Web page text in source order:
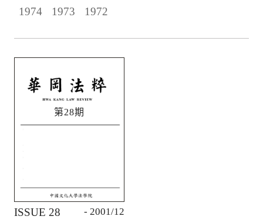
1974 1973 1972
第28期
ISSUE 28 - 2001/12